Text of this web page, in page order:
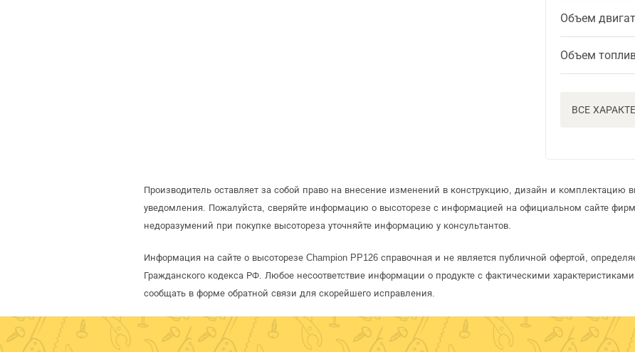
Объем
Объем
ВСЕ
Производитель оставляет за собой право на внесение изменений в конструкцию, дизайн и комплектацию
уведомления. Пожалуйста, сверяйте информацию о высоторезе с информацией на официальном сайте
недоразумений при покупке высотореза уточняйте информацию у консультантов.
Информация на сайте о высоторезе Champion PP126 справочная и не является публичной офертой,
Гражданского кодекса РФ. Любое несоответствие информации о продукте с фактическими
сообщать в форме обратной связи для скорейшего исправления.